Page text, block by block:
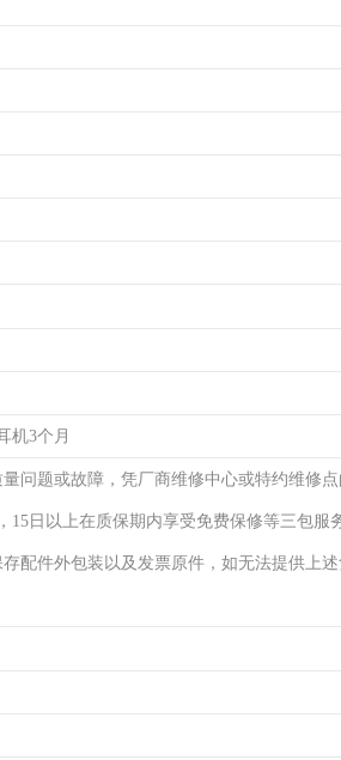
机3个月
问题或故障，凭厂商维修中心或特约维修
日以上在质保期内享受免费保修等三包服
配件外包装以及发票原件，如无法提供上述